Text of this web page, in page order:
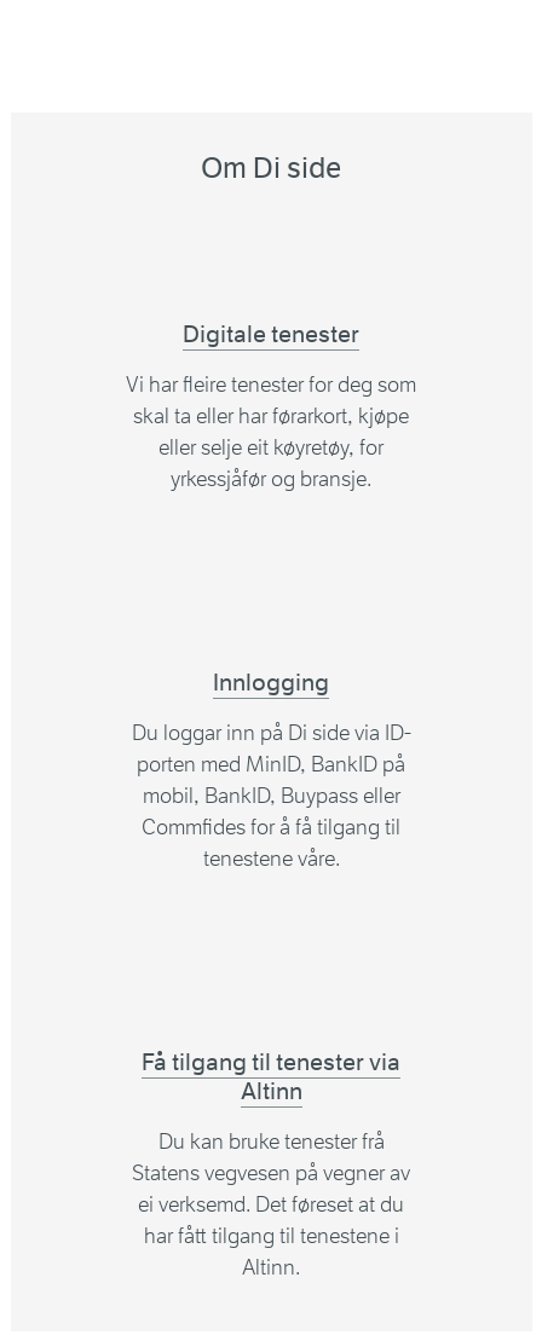
Om Di side
Digitale tenester
Vi har fleire tenester for deg som
skal ta eller har førarkort, kjøpe
eller selje eit køyretøy, for
yrkessjåfør og bransje.
Innlogging
Du loggar inn på Di side via ID-
porten med MinID, BankID på
mobil, BankID, Buypass eller
Commfides for å få tilgang til
tenestene våre.
Få tilgang til tenester via
Altinn
Du kan bruke tenester frå
Statens vegvesen på vegner av
ei verksemd. Det føreset at du
har fått tilgang til tenestene i
Altinn.